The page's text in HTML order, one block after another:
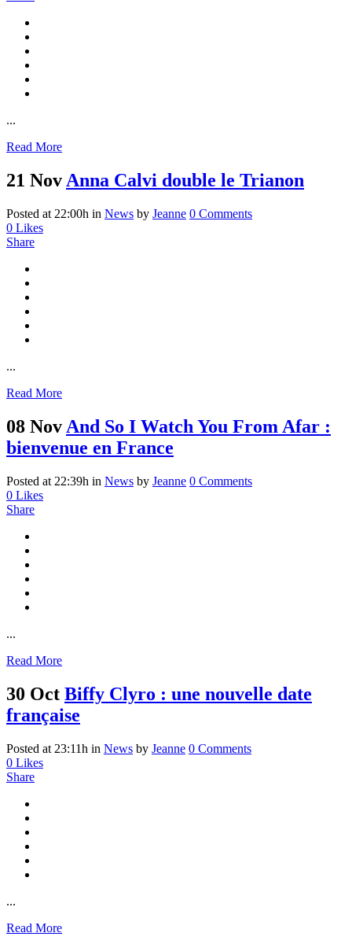
...
Read More
21 Nov Anna Calvi double le Trianon
Posted at 22:00h in News by Jeanne 0 Comments
0 Likes
Share
...
Read More
08 Nov And So I Watch You From Afar :
bienvenue en France
Posted at 22:39h in News by Jeanne 0 Comments
0 Likes
Share
...
Read More
30 Oct Biffy Clyro : une nouvelle date
française
Posted at 23:11h in News by Jeanne 0 Comments
0 Likes
Share
...
Read More